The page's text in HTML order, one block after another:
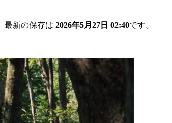
、最新の保存は 2026年5月27日 02:40です。